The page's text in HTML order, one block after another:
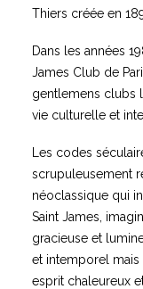
Thiers créée en
Dans les années
James Club de
gentlemens clubs
vie culturelle et
Les codes
scrupuleusement
néoclassique qui
Saint James,
gracieuse et
et intemporel mais
esprit chaleureux